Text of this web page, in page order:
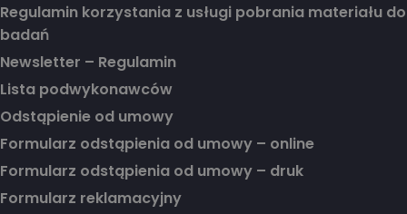
Regulamin korzystania z usługi pobrania materiału do
badań
Newsletter – Regulamin
Lista podwykonawców
Odstąpienie od umowy
Formularz odstąpienia od umowy – online
Formularz odstąpienia od umowy – druk
Formularz reklamacyjny